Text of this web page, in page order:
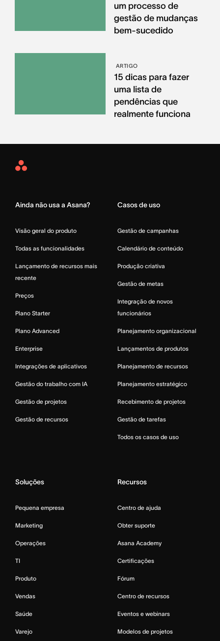
um processo de
gestão de mudanças
bem-sucedido
ARTIGO
15 dicas para fazer
uma lista de
pendências que
realmente funciona
Asana
Ainda não usa a Asana?
Visão geral do produto
Todas as funcionalidades
Lançamento de recursos mais
recente
Preços
Plano Starter
Plano Advanced
Enterprise
Integrações de aplicativos
Gestão do trabalho com IA
Gestão de projetos
Gestão de recursos
Casos de uso
Gestão de campanhas
Calendário de conteúdo
Produção criativa
Gestão de metas
Integração de novos
funcionários
Planejamento organizacional
Lançamentos de produtos
Planejamento de recursos
Planejamento estratégico
Recebimento de projetos
Gestão de tarefas
Todos os casos de uso
Soluções
Pequena empresa
Marketing
Operações
TI
Produto
Vendas
Saúde
Varejo
Recursos
Centro de ajuda
Obter suporte
Asana Academy
Certificações
Fórum
Centro de recursos
Eventos e webinars
Modelos de projetos